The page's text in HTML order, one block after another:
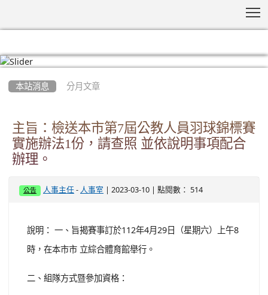
本站消息 分月文章
主旨：檢送本市第7屆公教人員羽球錦標賽
實施辦法1份，請查照 並依說明事項配合
辦理。
公告 人事主任 - 人事室 | 2023-03-10 | 點閱數： 514
說明： 一、旨揭賽事訂於112年4月29日（星期六）上午8
時，在本市市 立綜合體育館舉行。
二、組隊方式暨參加資格：